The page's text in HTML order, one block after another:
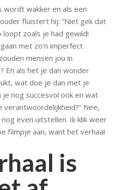
wordt wakker en als een
fluistert hij: “Niet gek dat
zoals je had gewild!
met zo’n imperfect
mensen jou in
En als het je dan wonder
wat doe je dan met je
je nog succesvol ook en wat
verantwoordelijkheid?” Nee,
even uitstellen. Ik klik weer
filmpje aan, want het verhaal
is